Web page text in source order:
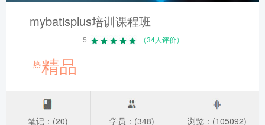
mybatisplus培训课程班
5 （34人评价）
热精品
笔记：(20) 学员：(348) 浏览：(105092)